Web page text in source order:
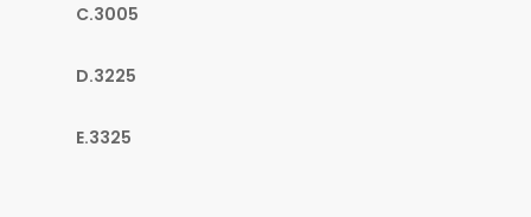
C.3005
D.3225
E.3325